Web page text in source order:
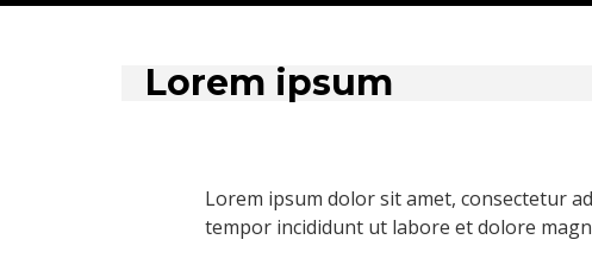
Lorem ipsum
Lorem ipsum dolor sit amet, consectetur
tempor incididunt ut labore et dolore